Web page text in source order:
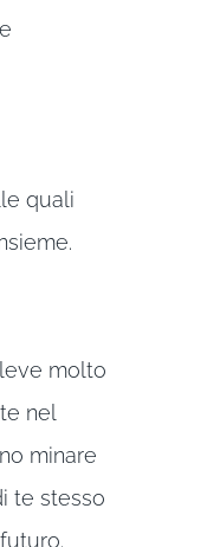
quali
molto
nel
minare
te stesso